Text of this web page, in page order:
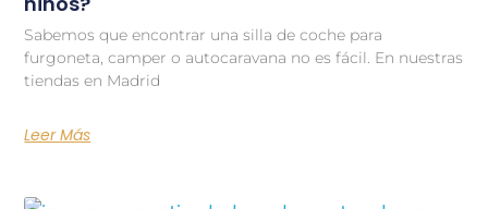
Sabemos que encontrar una silla de coche para
furgoneta, camper o autocaravana no es fácil. En nuestras
tiendas en Madrid
Leer Más